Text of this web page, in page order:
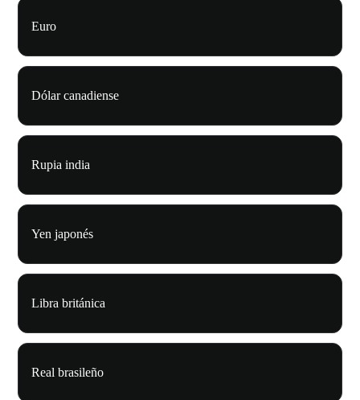
Euro
Dólar canadiense
Rupia india
Yen japonés
Libra británica
Real brasileño